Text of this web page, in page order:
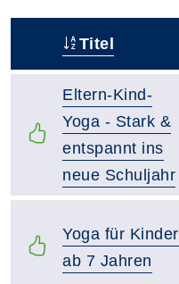
Titel
Eltern-Kind-
Yoga - Stark &
entspannt ins
neue Schuljahr
Yoga für Kinder
ab 7 Jahren